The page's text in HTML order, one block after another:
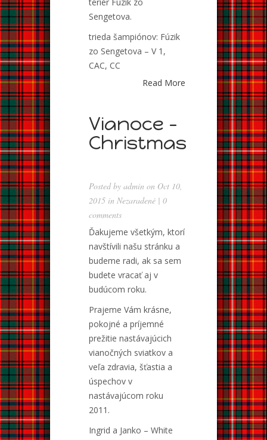
Sengetova.
trieda šampiónov: Fúzik
zo Sengetova – V 1,
CAC, CC
Read More
Vianoce –
Christmas
Posted by admin on Oct 10,
2015 in Nezaradené | 0
comments
Ďakujeme všetkým, ktorí
navštívili našu stránku a
budeme radi, ak sa sem
budete vracať aj v
budúcom roku.
Prajeme Vám krásne,
pokojné a príjemné
prežitie nastávajúcich
vianočných sviatkov a
veľa zdravia, šťastia a
úspechov v
nastávajúcom roku
2011.
Ingrid a Janko – White